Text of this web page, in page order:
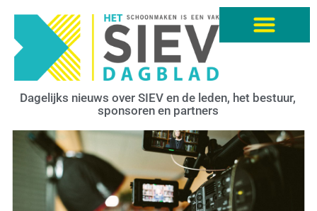
Dagelijks nieuws over SIEV en de leden, het bestuur,
sponsoren en partners